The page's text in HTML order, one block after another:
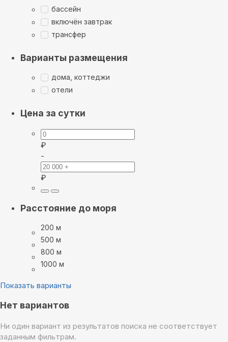
бассейн
включён завтрак
трансфер
Варианты размещения
дома, коттеджи
отели
Цена за сутки
₽
-
₽
Расстояние до моря
200 м
500 м
800 м
1000 м
Показать варианты
Нет вариантов
Ни один вариант из результатов поиска не соответствует
заданным фильтрам.